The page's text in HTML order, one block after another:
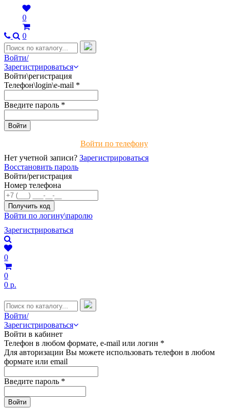
0
0
Войти/
Зарегистрироваться
Войти\регистрация
Телефон\login\e-mail *
Введите пароль *
Войти по телефону
Нет учетной записи? Зарегистрироваться
Восстановить пароль
Войти/регистрация
Номер телефона
Войти по логину\паролю
Зарегистрироваться
0
0
0 р.
Войти/
Зарегистрироваться
Войти в кабинет
Телефон в любом формате, e-mail или логин *
Для авторизации Вы можете использовать телефон в любом
формате или email
Введите пароль *